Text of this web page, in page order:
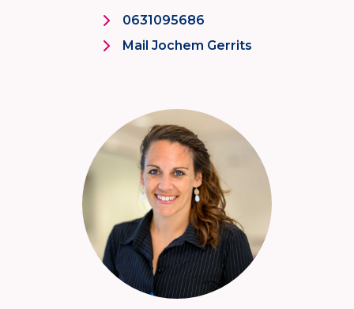
0631095686
Mail Jochem Gerrits